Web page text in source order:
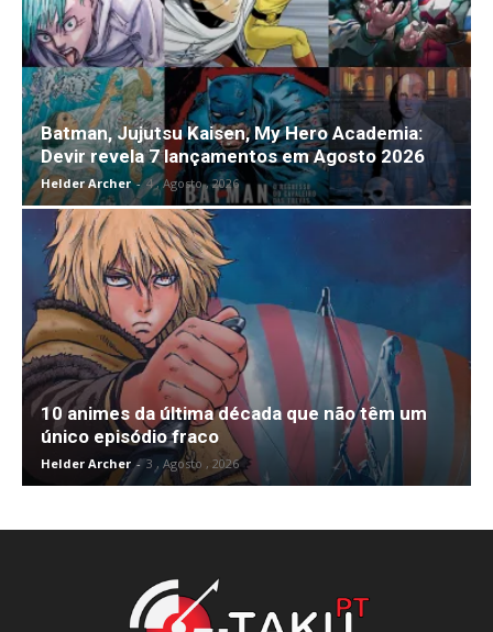
Batman, Jujutsu Kaisen, My Hero Academia:
Devir revela 7 lançamentos em Agosto 2026
Helder Archer - 4 , Agosto , 2026
10 animes da última década que não têm um
único episódio fraco
Helder Archer - 3 , Agosto , 2026